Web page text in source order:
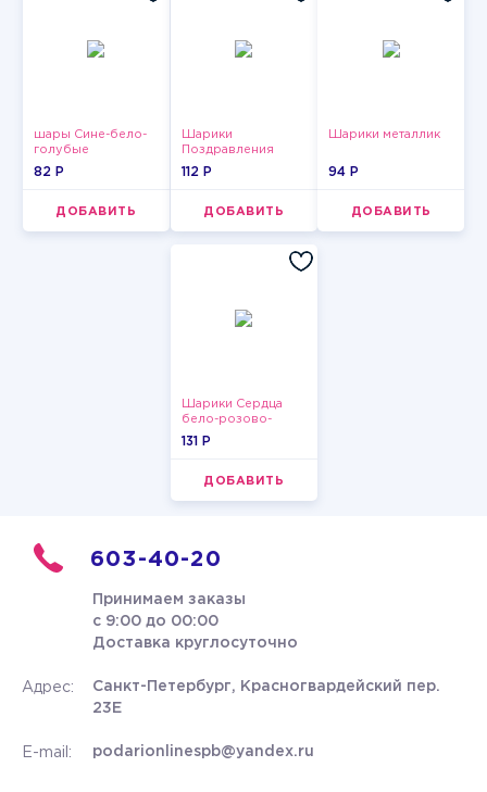
шары Сине-бело-
голубые
пастельные
82 P
ДОБАВИТЬ
Шарики
Поздравления
112 P
ДОБАВИТЬ
Шарики металлик
94 P
ДОБАВИТЬ
Шарики Сердца
бело-розово-
красные
131 P
ДОБАВИТЬ
603-40-20
Принимаем заказы
с 9:00 до 00:00
Доставка круглосуточно
Адрес:
Санкт-Петербург, Красногвардейский пер.
23Е
E-mail: podarionlinespb@yandex.ru